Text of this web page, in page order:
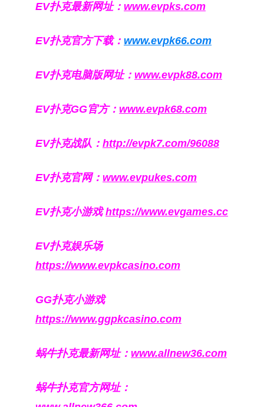
EV扑克最新网址： www.evpks.com
EV扑克官方下载： www.evpk66.com
EV扑克电脑版网址： www.evpk88.com
EV扑克GG官方： www.evpk68.com
EV扑克战队： http://evpk7.com/96088
EV扑克官网： www.evpukes.com
EV扑克小游戏https://www.evgames.cc
EV扑克娱乐场
https://www.evpkcasino.com
GG扑克小游戏
https://www.ggpkcasino.com
蜗牛扑克最新网址： www.allnew36.com
蜗牛扑克官方网址：